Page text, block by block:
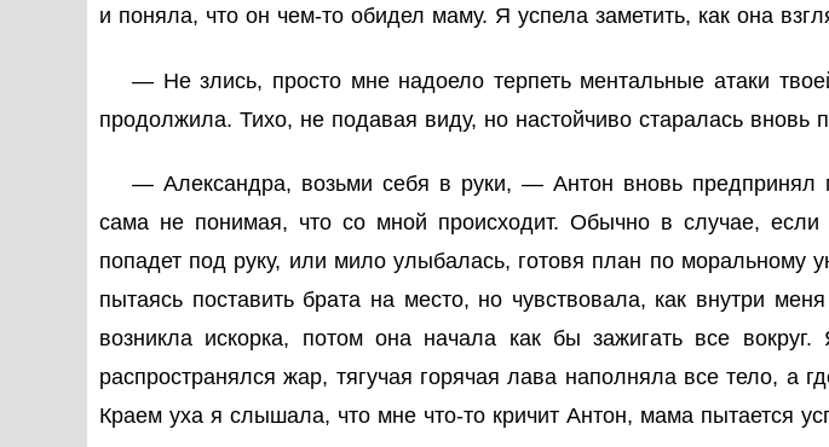
и поняла, что он чем-то обидел маму. Я успела заметить, как она
— Не злись, просто мне надоело терпеть ментальные атаки
продолжила. Тихо, не подавая виду, но настойчиво старалась вновь
— Александра, возьми себя в руки, — Антон вновь
сама не понимая, что со мной происходит. Обычно в случае,
попадет под руку, или мило улыбалась, готовя план по
пытаясь поставить брата на место, но чувствовала, как внутри
возникла искорка, потом она начала как бы зажигать все
распространялся жар, тягучая горячая лава наполняла все тело, а
Краем уха я слышала, что мне что-то кричит Антон, мама пытается